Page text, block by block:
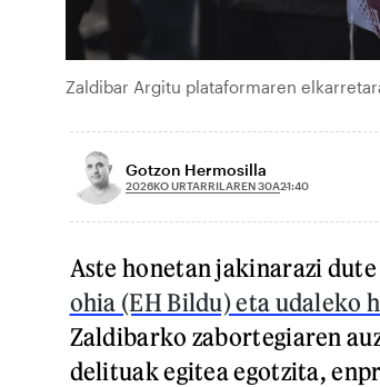
Zaldibar Argitu plataformaren
Gotzon Hermosilla
2026KO URTARRILAREN 30A21:40
Aste honetan jakinarazi dute
ohia (EH Bildu) eta
Zaldibarko zabortegiaren
delituak egitea egotzita,